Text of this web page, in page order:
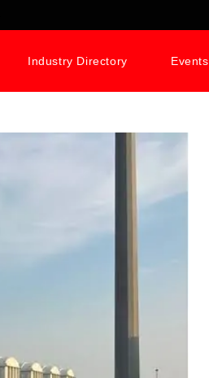
Industry Directory Events